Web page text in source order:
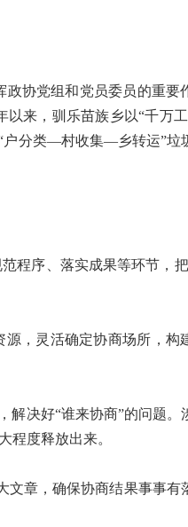
协党组和党员委员的重要
来，驯乐苗族乡以“千万
户分类—村收集—乡转运”垃
程序、落实成果等环节，
，灵活确定协商场所，构
决好“谁来协商”的问题。
程度释放出来。
章，确保协商结果事事有